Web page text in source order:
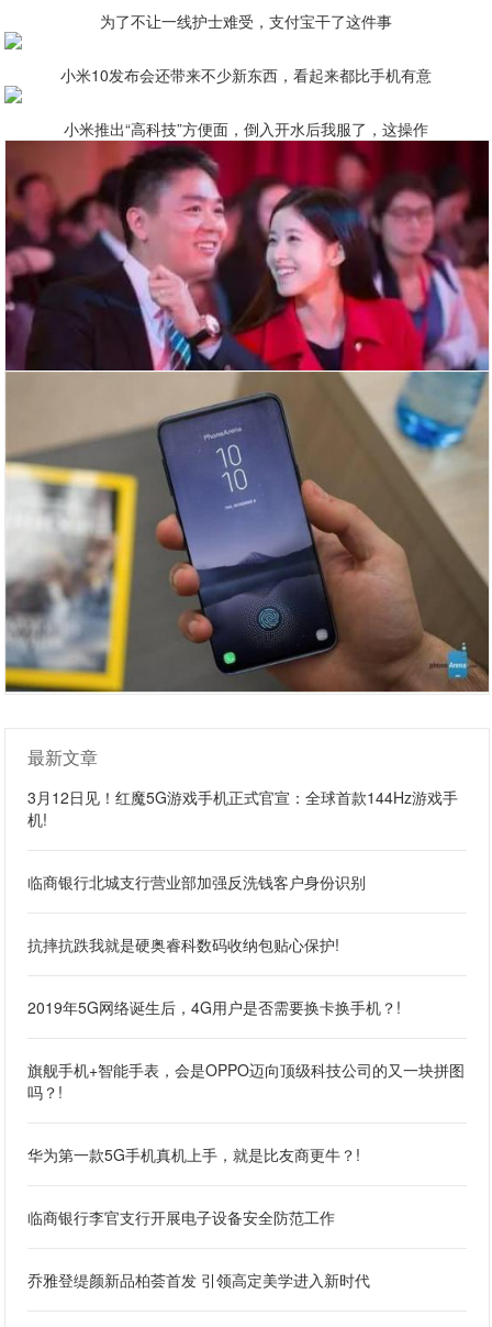
为了不让一线护士难受，支付宝干了这件事
小米10发布会还带来不少新东西，看起来都比手机有意
小米推出“高科技”方便面，倒入开水后我服了，这操作
最新文章
3月12日见！红魔5G游戏手机正式官宣：全球首款144Hz游戏手
机!
临商银行北城支行营业部加强反洗钱客户身份识别
抗摔抗跌我就是硬奥睿科数码收纳包贴心保护!
2019年5G网络诞生后，4G用户是否需要换卡换手机？!
旗舰手机+智能手表，会是OPPO迈向顶级科技公司的又一块拼图
吗？!
华为第一款5G手机真机上手，就是比友商更牛？!
临商银行李官支行开展电子设备安全防范工作
乔雅登缇颜新品柏荟首发 引领高定美学进入新时代